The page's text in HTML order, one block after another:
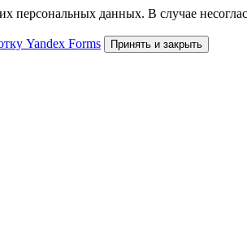
персональных данных. В случае
Yandex Forms Принять и закрыть